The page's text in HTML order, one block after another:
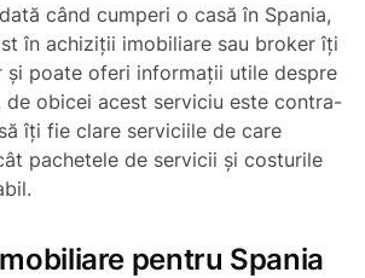
când cumperi o casă în Spania,
în achiziții imobiliare sau broker îți
și poate oferi informații utile despre
de obicei acest serviciu este contra-
îți fie clare serviciile de care
pachetele de servicii și costurile
pentru Spania